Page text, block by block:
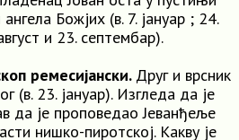
Божјих (в. 7. јануар ; 24.
и 23. септембар).
ремесијански. Друг и врсник
(в. 23. јануар). Изгледа да је
да је проповедао Јеванђеље
нишко-пиротској. Какву је